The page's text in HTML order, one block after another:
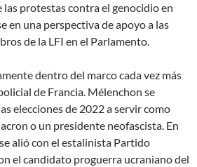
protestas contra el genocidio en
en una perspectiva de apoyo a las
de la LFI en el Parlamento.
dentro del marco cada vez más
de Francia. Mélenchon se
elecciones de 2022 a servir como
o un presidente neofascista. En
alió con el estalinista Partido
el candidato proguerra ucraniano del